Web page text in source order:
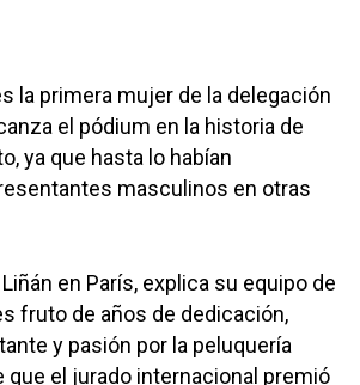
la primera mujer de la delegación
el pódium en la historia de
ya que hasta lo habían
masculinos en otras
en París, explica su equipo de
fruto de años de dedicación,
y pasión por la peluquería
que el jurado internacional premió